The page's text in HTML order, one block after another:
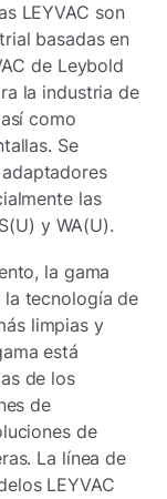
LEYVAC son
basadas en
de Leybold
la industria de
como
Se
las
y WA(U).
la gama
la tecnología de
limpias y
está
de los
de
de
La línea de
LEYVAC